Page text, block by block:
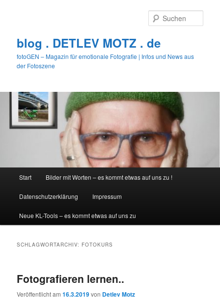
blog . DETLEV MOTZ . de
fotoGEN – Magazin für emotionale Fotografie | Infos und News aus
der Fotoszene
Start Bilder mit Worten – es kommt etwas auf uns zu !
Datenschutzerklärung Impressum
Neue KL-Tools – es kommt etwas auf uns zu
SCHLAGWORTARCHIV: FOTOKURS
Fotografieren lernen..
Veröffentlicht am16.3.2019von Detlev Motz